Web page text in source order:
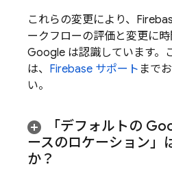
これらの変更により、
ークフローの評価と変更に
Google は認識しています。
は、 Firebase サポート まで
い。
「デフォルトの
ースのロケーション」
か？